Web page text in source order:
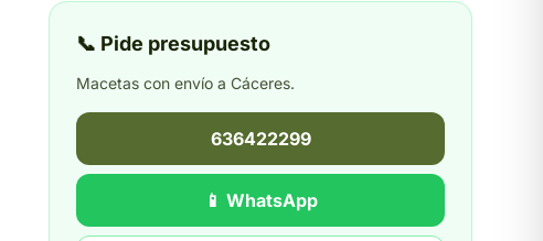
📞 Pide presupuesto
Macetas con envío a Cáceres.
636422299
📱 WhatsApp